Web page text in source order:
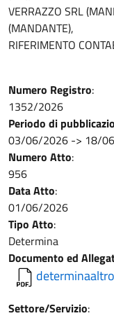
VERRAZZO SRL
(MANDANTE),
RIFERIMENTO
Numero Registro:
1352/2026
Periodo di
03/06/2026 -> 18/
Numero Atto:
956
Data Atto:
01/06/2026
Tipo Atto:
Determina
Documento ed
Settore/Servizio: